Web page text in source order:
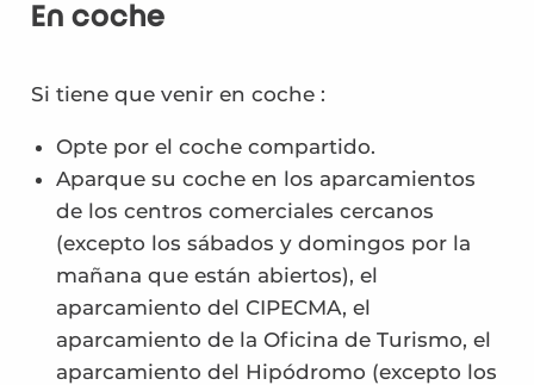
En coche
Si tiene que venir en coche :
Opte por el coche compartido.
Aparque su coche en los aparcamientos
de los centros comerciales cercanos
(excepto los sábados y domingos por la
mañana que están abiertos), el
aparcamiento del CIPECMA, el
aparcamiento de la Oficina de Turismo, el
aparcamiento del Hipódromo (excepto los